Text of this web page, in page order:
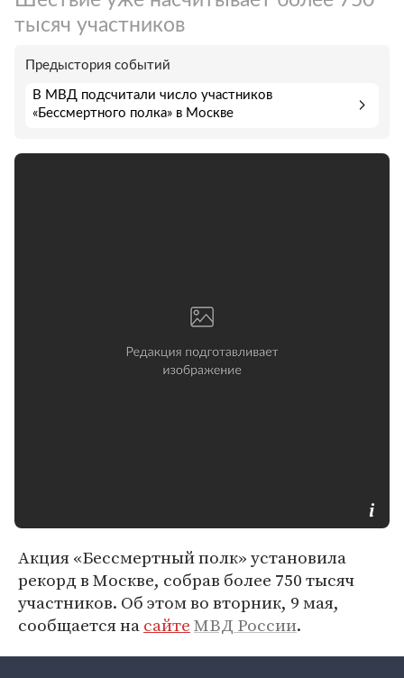
тысяч участников
Предыстория событий
В МВД подсчитали число участников
«Бессмертного полка» в Москве
Акция «Бессмертный полк» установила
рекорд в Москве, собрав более 750 тысяч
участников. Об этом во вторник, 9 мая,
сообщается насайтеМВД России.